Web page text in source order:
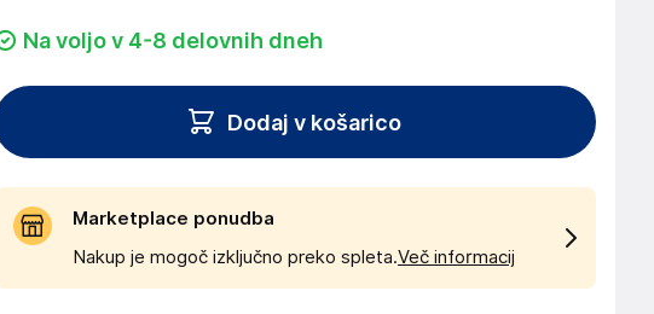
Na voljo v 4-8 delovnih dneh
Dodaj v košarico
Marketplace ponudba
Nakup je mogoč izključno preko spleta.Več informacij